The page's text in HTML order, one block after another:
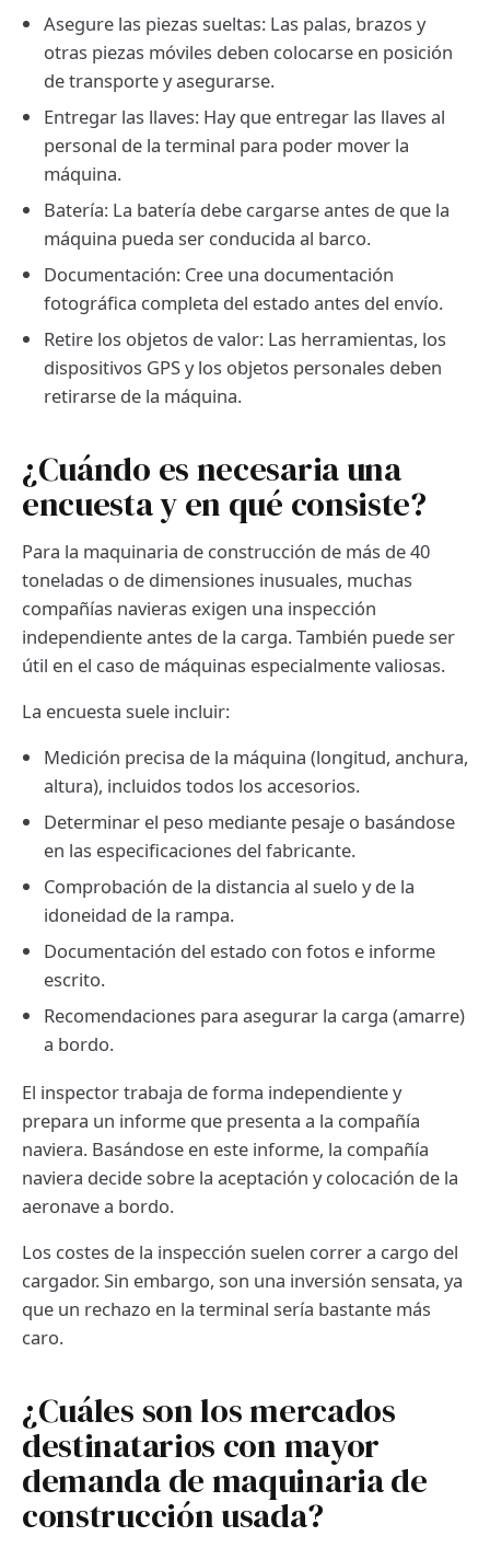
Asegure las piezas sueltas: Las palas, brazos y
otras piezas móviles deben colocarse en posición
de transporte y asegurarse.
Entregar las llaves: Hay que entregar las llaves al
personal de la terminal para poder mover la
máquina.
Batería: La batería debe cargarse antes de que la
máquina pueda ser conducida al barco.
Documentación: Cree una documentación
fotográfica completa del estado antes del envío.
Retire los objetos de valor: Las herramientas, los
dispositivos GPS y los objetos personales deben
retirarse de la máquina.
¿Cuándo es necesaria una
encuesta y en qué consiste?
Para la maquinaria de construcción de más de 40
toneladas o de dimensiones inusuales, muchas
compañías navieras exigen una inspección
independiente antes de la carga. También puede ser
útil en el caso de máquinas especialmente valiosas.
La encuesta suele incluir:
Medición precisa de la máquina (longitud, anchura,
altura), incluidos todos los accesorios.
Determinar el peso mediante pesaje o basándose
en las especificaciones del fabricante.
Comprobación de la distancia al suelo y de la
idoneidad de la rampa.
Documentación del estado con fotos e informe
escrito.
Recomendaciones para asegurar la carga (amarre)
a bordo.
El inspector trabaja de forma independiente y
prepara un informe que presenta a la compañía
naviera. Basándose en este informe, la compañía
naviera decide sobre la aceptación y colocación de la
aeronave a bordo.
Los costes de la inspección suelen correr a cargo del
cargador. Sin embargo, son una inversión sensata, ya
que un rechazo en la terminal sería bastante más
caro.
¿Cuáles son los mercados
destinatarios con mayor
demanda de maquinaria de
construcción usada?